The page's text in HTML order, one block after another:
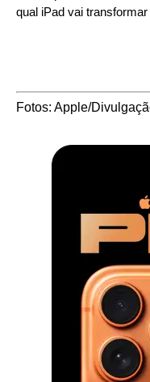
qual iPad vai
Fotos: Apple/